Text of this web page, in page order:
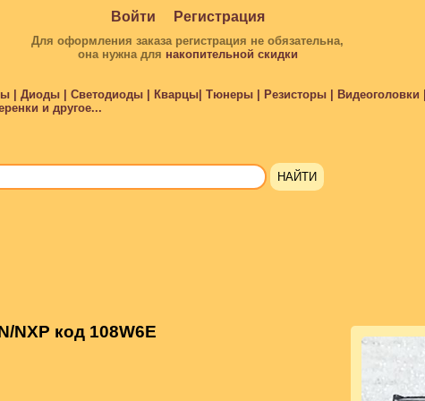
Войти Регистрация
Для оформления заказа регистрация не обязательна,
она нужна для накопительной скидки
| Диоды | Светодиоды | Кварцы| Тюнеры | Резисторы | Видеоголовки |
и другое...
NXP код 108W6E